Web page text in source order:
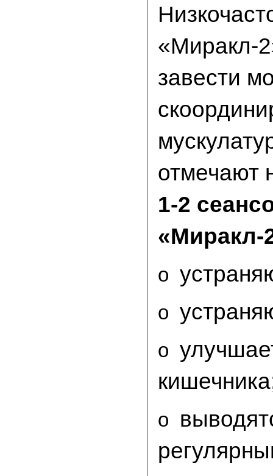
«Миракл-
завести
отмечают
1-2
«Миракл-
o
o
o
o